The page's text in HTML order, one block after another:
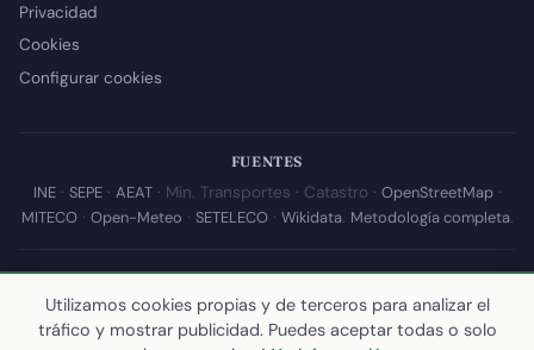
Privacidad
Cookies
Configurar cookies
FUENTES
INE· SEPE· AEAT· Min. Transportes · Catastro · OpenStreetMap·
MITECO· Open-Meteo · SETELECO· Wikidata. Metodología completa.
© 2026 Callejear.com — Directorio municipal de España con datos
abiertos. Desarrollado y mantenido porYoel Castaño.
Utilizamos cookies propias y de terceros para analizar el
tráfico y mostrar publicidad. Puedes aceptar todas o solo